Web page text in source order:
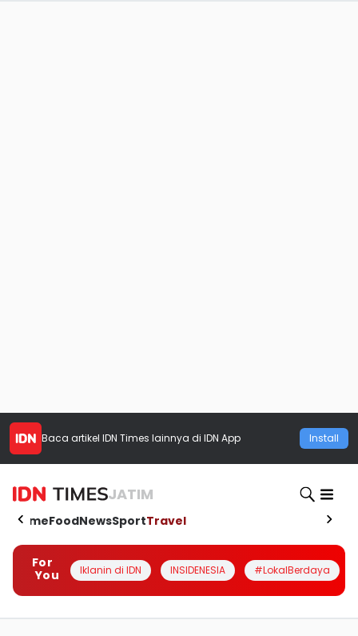
Baca artikel IDN Times lainnya di IDN App Install
JATIM
HomeFoodNewsSportTravel
For
You
Iklanin di IDN INSIDENESIA #LokalBerdaya